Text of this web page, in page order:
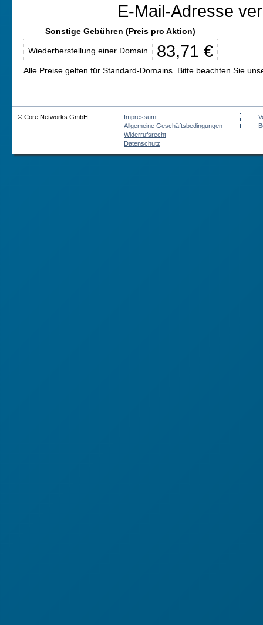
E-Mail-Adresse
Sonstige Gebühren (Preis pro Aktion)
Wiederherstellung einer Domain 83,71 €
Alle Preise gelten für Standard-Domains. Bitte beachten Sie
© Core Networks GmbH
Impressum
Allgemeine Geschäftsbedingungen
Widerrufsrecht
Datenschutz